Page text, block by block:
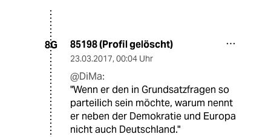
8G 85198 (Profil gelöscht)
23.03.2017, 00:04 Uhr
@DiMa:
"Wenn er den in Grundsatzfragen so
parteilich sein möchte, warum nennt
er neben der Demokratie und Europa
nicht auch Deutschland."